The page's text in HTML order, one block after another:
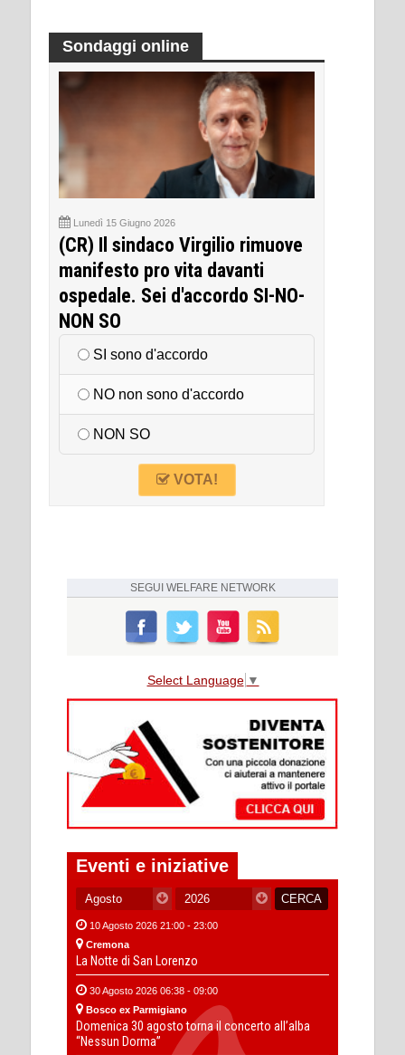
Sondaggi online
Lunedì 15 Giugno 2026
(CR) Il sindaco Virgilio rimuove
manifesto pro vita davanti
ospedale. Sei d'accordo SI-NO-
NON SO
SI sono d'accordo
NO non sono d'accordo
NON SO
VOTA!
SEGUI WELFARE NETWORK
Select Language ▼
Eventi e iniziative
10 Agosto 2026 21:00 - 23:00
Cremona
La Notte di San Lorenzo
30 Agosto 2026 06:38 - 09:00
Bosco ex Parmigiano
Domenica 30 agosto torna il concerto all’alba
“Nessun Dorma”